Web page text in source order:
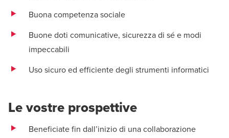
Buona competenza sociale
Buone doti comunicative, sicurezza di sé e modi
impeccabili
Uso sicuro ed efficiente degli strumenti informatici
Le vostre prospettive
Beneficiate fin dall’inizio di una collaborazione